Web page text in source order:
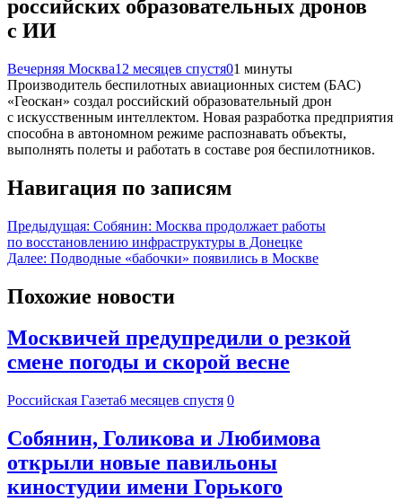
российских образовательных дронов
с ИИ
Вечерняя Москва12 месяцев спустя01 минуты
Производитель беспилотных авиационных систем (БАС)
«Геоскан» создал российский образовательный дрон
с искусственным интеллектом. Новая разработка предприятия
способна в автономном режиме распознавать объекты,
выполнять полеты и работать в составе роя беспилотников.
Навигация по записям
Предыдущая: Собянин: Москва продолжает работы
по восстановлению инфраструктуры в Донецке
Далее: Подводные «бабочки» появились в Москве
Похожие новости
Москвичей предупредили о резкой
смене погоды и скорой весне
Российская Газета6 месяцев спустя 0
Собянин, Голикова и Любимова
открыли новые павильоны
киностудии имени Горького